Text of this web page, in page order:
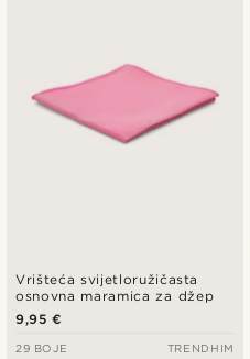
Vrišteća svijetloružičasta
osnovna maramica za džep
9,95 €
29 BOJE TRENDHIM